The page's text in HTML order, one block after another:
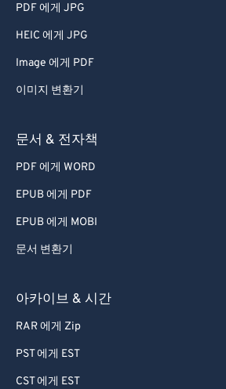
PDF 에게 JPG
HEIC 에게 JPG
Image 에게 PDF
이미지 변환기
문서 & 전자책
PDF 에게 WORD
EPUB 에게 PDF
EPUB 에게 MOBI
문서 변환기
아카이브 & 시간
RAR 에게 Zip
PST 에게 EST
CST 에게 EST